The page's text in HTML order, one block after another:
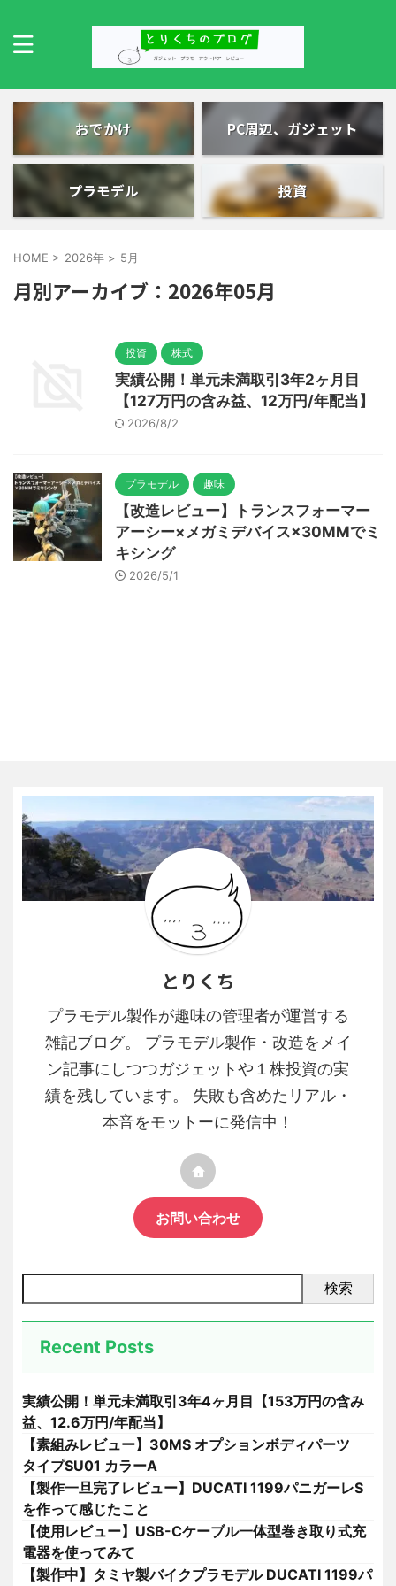
おでかけ PC周辺、ガジェット
プラモデル 投資
HOME > 2026年 > 5月
月別アーカイブ：2026年05月
投資 株式
実績公開！単元未満取引3年2ヶ月目
【127万円の含み益、12万円/年配当】
2026/8/2
プラモデル 趣味
【改造レビュー】トランスフォーマー
アーシー×メガミデバイス×30MMでミ
キシング
2026/5/1
とりくち
プラモデル製作が趣味の管理者が運営する
雑記ブログ。 プラモデル製作・改造をメイ
ン記事にしつつガジェットや１株投資の実
績を残しています。 失敗も含めたリアル・
本音をモットーに発信中！
お問い合わせ
検索
Recent Posts
実績公開！単元未満取引3年4ヶ月目【153万円の含み
益、12.6万円/年配当】
【素組みレビュー】30MS オプションボディパーツ
タイプSU01 カラーA
【製作一旦完了レビュー】DUCATI 1199パニガーレS
を作って感じたこと
【使用レビュー】USB-Cケーブル一体型巻き取り式充
電器を使ってみて
【製作中】タミヤ製バイクプラモデル DUCATI 1199パ